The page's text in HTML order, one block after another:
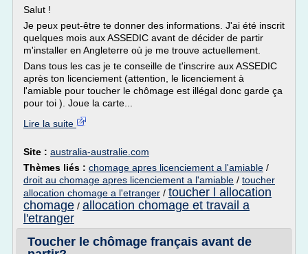
Salut !
Je peux peut-être te donner des informations. J'ai été inscrit
quelques mois aux ASSEDIC avant de décider de partir
m'installer en Angleterre où je me trouve actuellement.
Dans tous les cas je te conseille de t'inscrire aux ASSEDIC
après ton licenciement (attention, le licenciement à
l'amiable pour toucher le chômage est illégal donc garde ça
pour toi ). Joue la carte...
Lire la suite
Site : australia-australie.com
Thèmes liés : chomage apres licenciement a l'amiable /
droit au chomage apres licenciement a l'amiable / toucher
allocation chomage a l'etranger / toucher l allocation
chomage / allocation chomage et travail a
l'etranger
Toucher le chômage français avant de